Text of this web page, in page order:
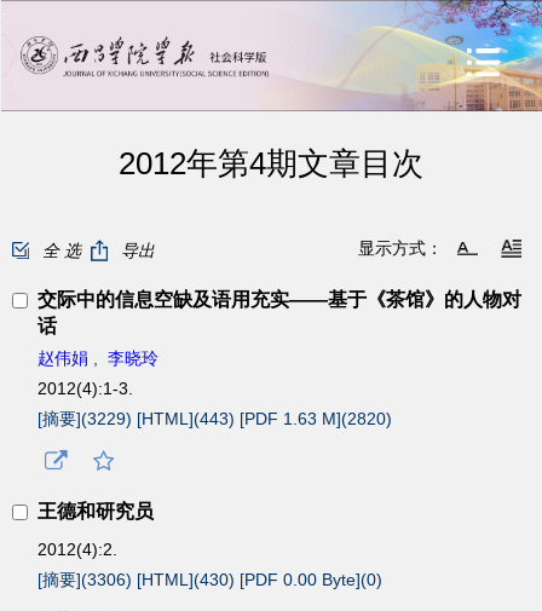
2012年第4期文章目次
全 选 导出 显示方式：
交际中的信息空缺及语用充实——基于《茶馆》的人物对
话
赵伟娟 , 李晓玲
2012(4):1-3.
[摘要](3229) [HTML](443) [PDF 1.63 M](2820)
王德和研究员
2012(4):2.
[摘要](3306) [HTML](430) [PDF 0.00 Byte](0)